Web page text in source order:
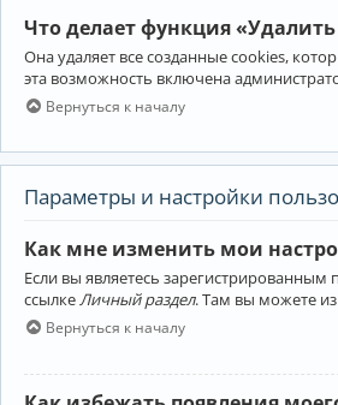
Что делает функция «Удалить
Она удаляет все созданные cookies,
эта возможность включена
Вернуться к началу
Параметры и настройки
Как мне изменить мои
Если вы являетесь
ссылкеЛичный раздел. Там вы можете
Вернуться к началу